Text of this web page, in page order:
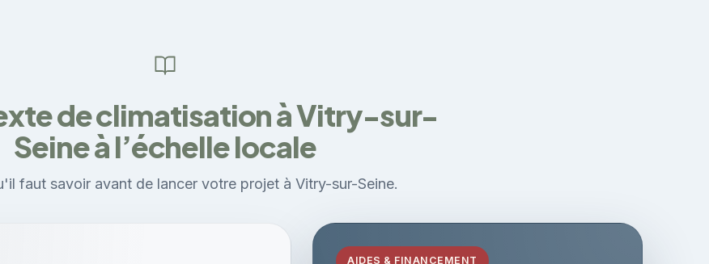
de climatisation à Vitry-sur-
Seine à l’échelle locale
faut savoir avant de lancer votre projet à Vitry-sur-Seine.
AIDES & FINANCEMENT